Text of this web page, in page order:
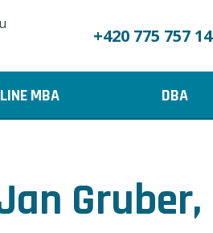
+420 775 757
MBA DBA